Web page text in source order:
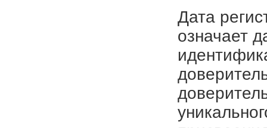
Дата
означает